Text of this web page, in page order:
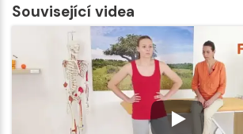
Související videa